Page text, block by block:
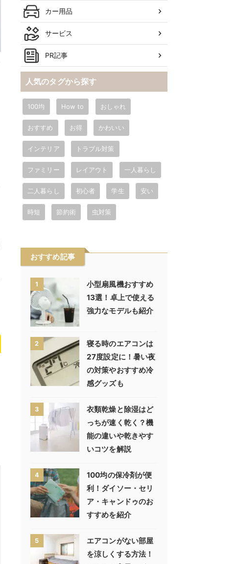
カー用品
サービス
PR記事
人気のタグから探す
100均 How to おしゃれ
おすすめ お得 かわいい
インテリア トラブル対策
ファミリー レイアウト 一人暮らし
二人暮らし 初心者 学生 安い
時短 節約術 虫対策
おすすめ記事
1
小型扇風機おすすめ
13選！卓上で使える
強力なモデルも紹介
2
寝る時のエアコンは
27度設定に！暑い夜
の対策やおすすめ冷
感グッズも
3
衣類乾燥と除湿はど
っちが速く乾く？機
能の違いや乾きやす
いコツを解説
4
100均の保冷剤が便
利！ダイソー・セリ
ア・キャンドゥのお
すすめを紹介
5
エアコンがない部屋
を涼しくする方法！